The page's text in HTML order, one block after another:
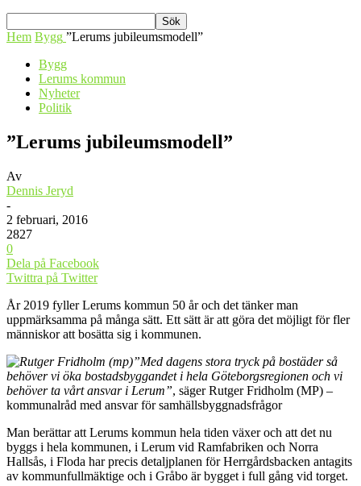
Hem Bygg ”Lerums jubileumsmodell”
Bygg
Lerums kommun
Nyheter
Politik
”Lerums jubileumsmodell”
Av
Dennis Jeryd
-
2 februari, 2016
2827
0
Dela på Facebook
Twittra på Twitter
År 2019 fyller Lerums kommun 50 år och det tänker man
uppmärksamma på många sätt. Ett sätt är att göra det möjligt för fler
människor att bosätta sig i kommunen.
”Med dagens stora tryck på bostäder så
behöver vi öka bostadsbyggandet i hela Göteborgsregionen och vi
behöver ta vårt ansvar i Lerum”, säger Rutger Fridholm (MP) –
kommunalråd med ansvar för samhällsbyggnadsfrågor
Man berättar att Lerums kommun hela tiden växer och att det nu
byggs i hela kommunen, i Lerum vid Ramfabriken och Norra
Hallsås, i Floda har precis detaljplanen för Herrgårdsbacken antagits
av kommunfullmäktige och i Gråbo är bygget i full gång vid torget.